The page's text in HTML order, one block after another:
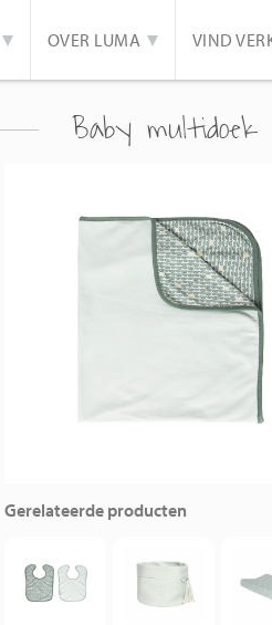
OVER LUMA VIND
Baby multidoek
Gerelateerde producten